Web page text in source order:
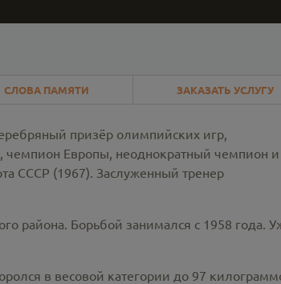
СЛОВА ПАМЯТИ ЗАКАЗАТЬ УСЛУГУ
призёр олимпийских игр,
Европы, неоднократный чемпион и
СССР (1967). Заслуженный тренер
района. Борьбой занимался с 1958 года.
в весовой категории до 97